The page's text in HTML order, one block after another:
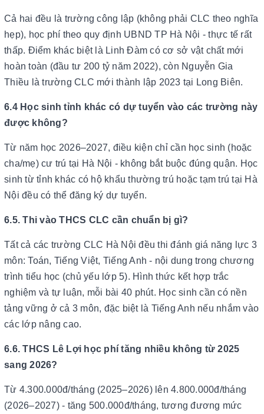
Cả hai đều là trường công lập (không phải CLC theo nghĩa
hẹp), học phí theo quy định UBND TP Hà Nội - thực tế rất
thấp. Điểm khác biệt là Linh Đàm có cơ sở vật chất mới
hoàn toàn (đầu tư 200 tỷ năm 2022), còn Nguyễn Gia
Thiều là trường CLC mới thành lập 2023 tại Long Biên.
6.4 Học sinh tỉnh khác có dự tuyển vào các trường này
được không?
Từ năm học 2026–2027, điều kiện chỉ cần học sinh (hoặc
cha/mẹ) cư trú tại Hà Nội - không bắt buộc đúng quận. Học
sinh từ tỉnh khác có hộ khẩu thường trú hoặc tạm trú tại Hà
Nội đều có thể đăng ký dự tuyển.
6.5. Thi vào THCS CLC cần chuẩn bị gì?
Tất cả các trường CLC Hà Nội đều thi đánh giá năng lực 3
môn: Toán, Tiếng Việt, Tiếng Anh - nội dung trong chương
trình tiểu học (chủ yếu lớp 5). Hình thức kết hợp trắc
nghiệm và tự luận, mỗi bài 40 phút. Học sinh cần có nền
tảng vững ở cả 3 môn, đặc biệt là Tiếng Anh nếu nhắm vào
các lớp nâng cao.
6.6. THCS Lê Lợi học phí tăng nhiều không từ 2025
sang 2026?
Từ 4.300.000đ/tháng (2025–2026) lên 4.800.000đ/tháng
(2026–2027) - tăng 500.000đ/tháng, tương đương mức